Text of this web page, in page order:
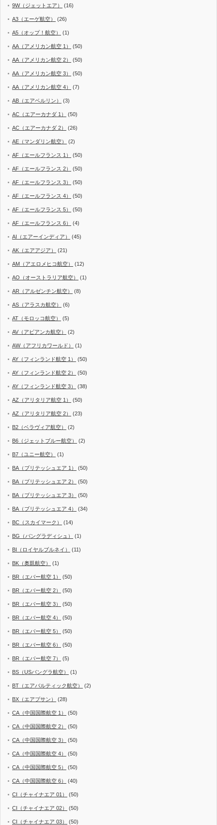
9W（ジェットエア） (16)
A3（エーゲ航空） (26)
A5（オップ！航空） (1)
AA（アメリカン航空 1） (50)
AA（アメリカン航空 2） (50)
AA（アメリカン航空 3） (50)
AA（アメリカン航空 4） (7)
AB（エアベルリン） (3)
AC（エアーカナダ 1） (50)
AC（エアーカナダ 2） (26)
AE（マンダリン航空） (2)
AF（エールフランス 1） (50)
AF（エールフランス 2） (50)
AF（エールフランス 3） (50)
AF（エールフランス 4） (50)
AF（エールフランス 5） (50)
AF（エールフランス 6） (4)
AI（エアーインディア） (45)
AK（エアアジア） (21)
AM（アエロメヒコ航空） (12)
AO（オーストラリア航空） (1)
AR（アルゼンチン航空） (8)
AS（アラスカ航空） (6)
AT（モロッコ航空） (5)
AV（アビアンカ航空） (2)
AW（アフリカワールド） (1)
AY（フィンランド航空 1） (50)
AY（フィンランド航空 2） (50)
AY（フィンランド航空 3） (38)
AZ（アリタリア航空 1） (50)
AZ（アリタリア航空 2） (23)
B2（ベラヴィア航空） (2)
B6（ジェットブルー航空） (2)
B7（ユニー航空） (1)
BA（ブリテッシュエア 1） (50)
BA（ブリテッシュエア 2） (50)
BA（ブリテッシュエア 3） (50)
BA（ブリテッシュエア 4） (34)
BC（スカイマーク） (14)
BG（バングラディシュ） (1)
BI（ロイヤルブルネイ） (11)
BK（奥凱航空） (1)
BR（エバー航空 1） (50)
BR（エバー航空 2） (50)
BR（エバー航空 3） (50)
BR（エバー航空 4） (50)
BR（エバー航空 5） (50)
BR（エバー航空 6） (50)
BR（エバー航空 7） (5)
BS（USバングラ航空） (1)
BT（エアバルティック航空） (2)
BX（エアプサン） (28)
CA（中国国際航空 1） (50)
CA（中国国際航空 2） (50)
CA（中国国際航空 3） (50)
CA（中国国際航空 4） (50)
CA（中国国際航空 5） (50)
CA（中国国際航空 6） (40)
CI（チャイナエア 01） (50)
CI（チャイナエア 02） (50)
CI（チャイナエア 03） (50)